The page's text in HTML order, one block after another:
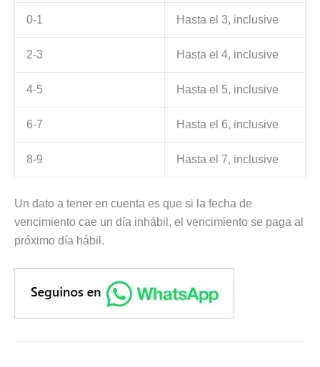
0-1 Hasta el 3, inclusive
2-3 Hasta el 4, inclusive
4-5 Hasta el 5, inclusive
6-7 Hasta el 6, inclusive
8-9 Hasta el 7, inclusive
Un dato a tener en cuenta es que si la fecha de
vencimiento cae un día inhábil, el vencimiento se paga al
próximo día hábil.